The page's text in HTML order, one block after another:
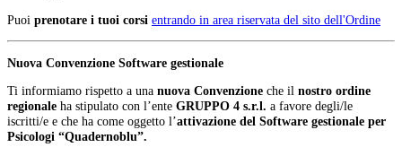
Puoi prenotare i tuoi corsi entrando in area riservata del sito dell'Ordine
Nuova Convenzione Software gestionale
Ti informiamo rispetto a una nuova Convenzione che il nostro ordine
regionale ha stipulato con l’ente GRUPPO 4 s.r.l. a favore degli/le
iscritti/e e che ha come oggetto l’attivazione del Software gestionale per
Psicologi “Quadernoblu”.